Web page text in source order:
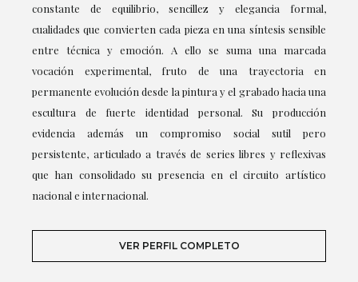
constante de equilibrio, sencillez y elegancia formal,
cualidades que convierten cada pieza en una síntesis sensible
entre técnica y emoción. A ello se suma una marcada
vocación experimental, fruto de una trayectoria en
permanente evolución desde la pintura y el grabado hacia una
escultura de fuerte identidad personal. Su producción
evidencia además un compromiso social sutil pero
persistente, articulado a través de series libres y reflexivas
que han consolidado su presencia en el circuito artístico
nacional e internacional.
VER PERFIL COMPLETO